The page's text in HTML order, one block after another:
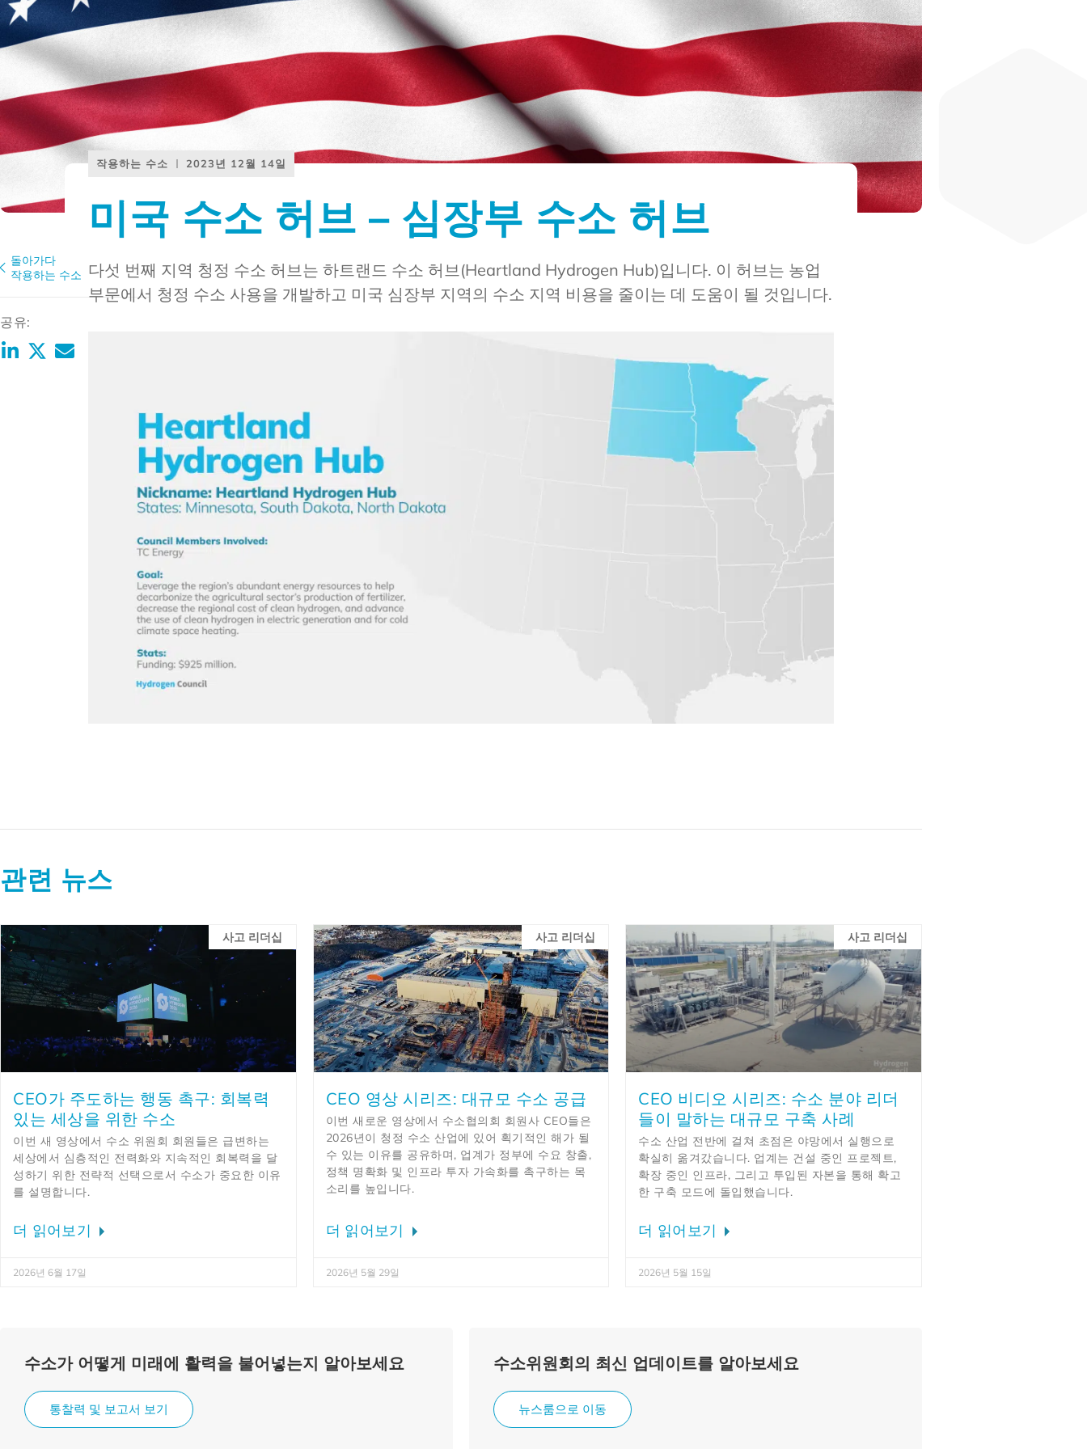
돌아가다
작용하는 수소
공유:
작용하는 수소 2023년 12월 14일
미국 수소 허브 – 심장부 수소 허브
다섯 번째 지역 청정 수소 허브는 하트랜드 수소 허브(Heartland Hydrogen Hub)입니다. 이 허브는 농업
부문에서 청정 수소 사용을 개발하고 미국 심장부 지역의 수소 지역 비용을 줄이는 데 도움이 될 것입니다.
관련 뉴스
사고 리더십
CEO가 주도하는 행동 촉구: 회복력
있는 세상을 위한 수소
이번 새 영상에서 수소 위원회 회원들은 급변하는
세상에서 심층적인 전력화와 지속적인 회복력을 달
성하기 위한 전략적 선택으로서 수소가 중요한 이유
를 설명합니다.
더 읽어보기
2026년 6월 17일
사고 리더십
CEO 영상 시리즈: 대규모 수소 공급
이번 새로운 영상에서 수소협의회 회원사 CEO들은
2026년이 청정 수소 산업에 있어 획기적인 해가 될
수 있는 이유를 공유하며, 업계가 정부에 수요 창출,
정책 명확화 및 인프라 투자 가속화를 촉구하는 목
소리를 높입니다.
더 읽어보기
2026년 5월 29일
사고 리더십
CEO 비디오 시리즈: 수소 분야 리더
들이 말하는 대규모 구축 사례
수소 산업 전반에 걸쳐 초점은 야망에서 실행으로
확실히 옮겨갔습니다. 업계는 건설 중인 프로젝트,
확장 중인 인프라, 그리고 투입된 자본을 통해 확고
한 구축 모드에 돌입했습니다.
더 읽어보기
2026년 5월 15일
수소가 어떻게 미래에 활력을 불어넣는지 알아보세요
통찰력 및 보고서 보기
수소위원회의 최신 업데이트를 알아보세요
뉴스룸으로 이동